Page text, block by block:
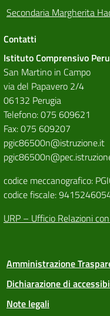
Secondaria Margherita
Contatti
Istituto Comprensivo
San Martino in Campo
via del Papavero 2/4
06132 Perugia
Telefono: 075 609621
Fax: 075 609207
pgic86500n@istruzione.it
codice meccanografico:
codice fiscale:
URP – Ufficio Relazioni
Amministrazione
Dichiarazione di
Note legali